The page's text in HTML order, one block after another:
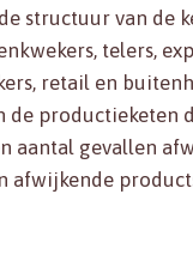
structuur van de
telers,
retail en
de productieketen
aantal gevallen
afwijkende